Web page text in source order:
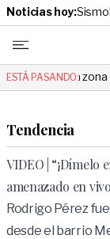
Noticias hoy:Sismo
ESTÁ PASANDO:
zona central:
Tendencia
VIDEO | “¡Dímelo
amenazado en
Rodrigo Pérez
desde el barrio